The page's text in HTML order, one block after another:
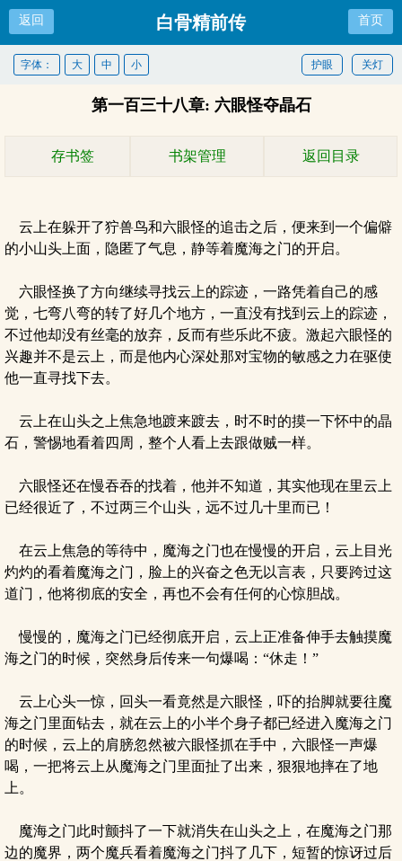
返回 白骨精前传 首页
关灯
护眼
字体： 大 中 小
第一百三十八章: 六眼怪夺晶石
存书签 书架管理 返回目录
云上在躲开了狞兽鸟和六眼怪的追击之后，便来到一个偏僻
的小山头上面，隐匿了气息，静等着魔海之门的开启。
六眼怪换了方向继续寻找云上的踪迹，一路凭着自己的感
觉，七弯八弯的转了好几个地方，一直没有找到云上的踪迹，
不过他却没有丝毫的放弃，反而有些乐此不疲。激起六眼怪的
兴趣并不是云上，而是他内心深处那对宝物的敏感之力在驱使
他一直寻找下去。
云上在山头之上焦急地踱来踱去，时不时的摸一下怀中的晶
石，警惕地看着四周，整个人看上去跟做贼一样。
六眼怪还在慢吞吞的找着，他并不知道，其实他现在里云上
已经很近了，不过两三个山头，远不过几十里而已！
在云上焦急的等待中，魔海之门也在慢慢的开启，云上目光
灼灼的看着魔海之门，脸上的兴奋之色无以言表，只要跨过这
道门，他将彻底的安全，再也不会有任何的心惊胆战。
慢慢的，魔海之门已经彻底开启，云上正准备伸手去触摸魔
海之门的时候，突然身后传来一句爆喝：“休走！”
云上心头一惊，回头一看竟然是六眼怪，吓的抬脚就要往魔
海之门里面钻去，就在云上的小半个身子都已经进入魔海之门
的时候，云上的肩膀忽然被六眼怪抓在手中，六眼怪一声爆
喝，一把将云上从魔海之门里面扯了出来，狠狠地摔在了地
上。
魔海之门此时颤抖了一下就消失在山头之上，在魔海之门那
边的魔界，两个魔兵看着魔海之门抖了几下，短暂的惊讶过后